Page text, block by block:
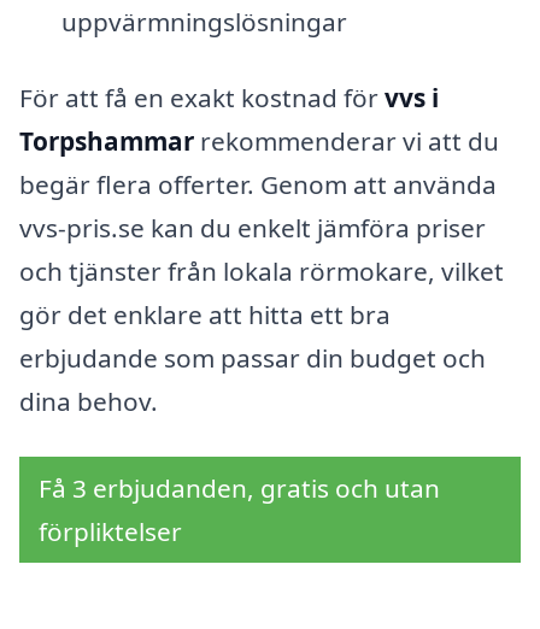
uppvärmningslösningar
För att få en exakt kostnad förvvs i
Torpshammar rekommenderar vi att du
begär flera offerter. Genom att använda
vvs-pris.se kan du enkelt jämföra priser
och tjänster från lokala rörmokare, vilket
gör det enklare att hitta ett bra
erbjudande som passar din budget och
dina behov.
Få 3 erbjudanden, gratis och utan
förpliktelser